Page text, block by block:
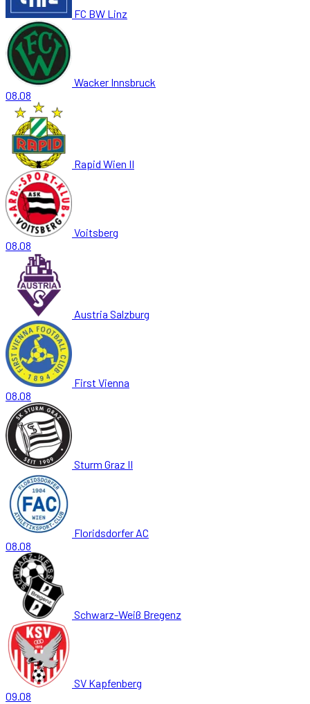
FC BW Linz
Wacker Innsbruck
08.08
Rapid Wien II
Voitsberg
08.08
Austria Salzburg
First Vienna
08.08
Sturm Graz II
Floridsdorfer AC
08.08
Schwarz-Weiß Bregenz
SV Kapfenberg
09.08